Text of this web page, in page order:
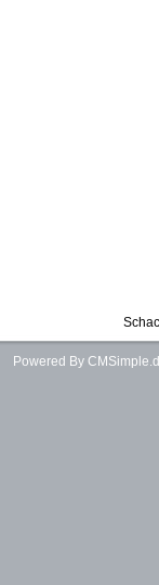
Powered By